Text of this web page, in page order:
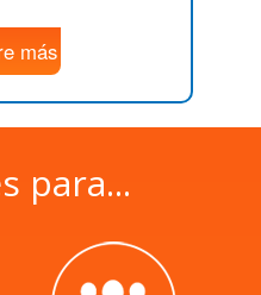
más
para...